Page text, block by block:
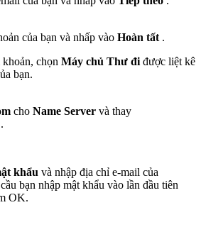
của bạn và nhấp vào Hoàn tất .
chọn Máy chủ Thư đi được liệt kê
bạn.
cho Name Server và thay
.
khẩu và nhập địa chỉ e-mail của
bạn nhập mật khẩu vào lần đầu tiên
OK.